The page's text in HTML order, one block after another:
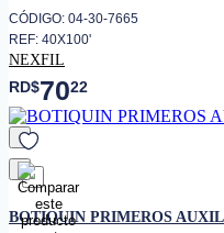
CÓDIGO: 04-30-7665
REF: 40X100'
NEXFIL
RD$7022
favorito
BOTIQUIN PRIMEROS